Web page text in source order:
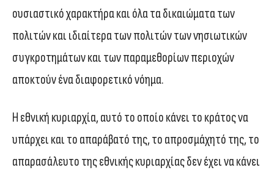
ουσιαστικό χαρακτήρα και όλα τα δικαιώματα των
πολιτών και ιδιαίτερα των πολιτών των νησιωτικών
συγκροτημάτων και των παραμεθορίων περιοχών
αποκτούν ένα διαφορετικό νόημα.
Η εθνική κυριαρχία, αυτό το οποίο κάνει το κράτος να
υπάρχει και το απαράβατό της, το απροσμάχητό της, το
απαρασάλευτο της εθνικής κυριαρχίας δεν έχει να κάνει